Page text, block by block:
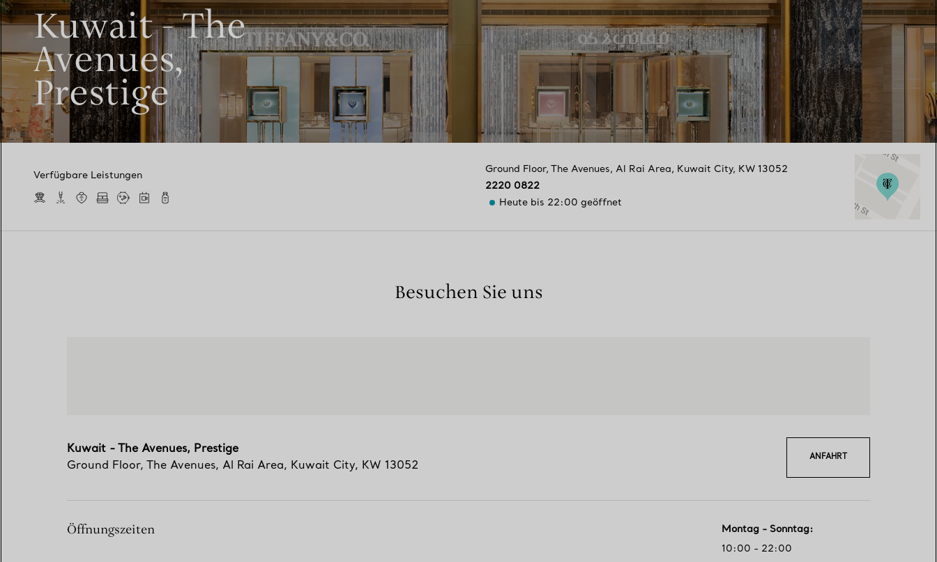
Kuwait - The
Avenues,
Prestige
Verfügbare Leistungen
Ground Floor, The Avenues, Al Rai Area, Kuwait City, KW 13052
2220 0822
Heute bis 22:00 geöffnet
Besuchen Sie uns
Kuwait - The Avenues, Prestige
Ground Floor, The Avenues, Al Rai Area, Kuwait City, KW 13052
ANFAHRT
Öffnungszeiten Montag - Sonntag:
10:00 - 22:00